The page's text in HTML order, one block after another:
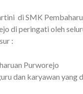
di SMK
di peringati oleh
:
Purworejo
dan karyawan yang